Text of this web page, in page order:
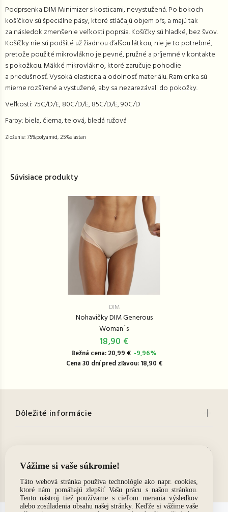
Podprsenka DIM Minimizer s kosticami, nevystužená. Po bokoch
košíčkov sú špeciálne pásy, ktoré stláčajú objem pŕs, a majú tak
za následok zmenšenie veľkosti poprsia. Košíčky sú hladké, bez švov.
Košíčky nie sú podšité už žiadnou ďalšou látkou, nie je to potrebné,
pretože použité mikrovlákno je pevné, pružné a príjemné v kontakte
s pokožkou. Mäkké mikrovlákno, ktoré zaručuje pohodlie
a priedušnosť. Vysoká elasticita a odolnosť materiálu. Ramienka sú
mierne rozšírené a vystužené, aby sa nezarezávali do pokožky.
Veľkosti: 75C/D/E, 80C/D/E, 85C/D/E, 90C/D
Farby: biela, čierna, telová, bledá ružová
Zloženie: 75%polyamid, 25%elastan
Súvisiace produkty
DIM
Nohavičky DIM Generous
Woman´s
18,90 €
Bežná cena: 20,99 € -9,96%
Cena 30 dní pred zľavou: 18,90 €
Dôležité informácie
Kontakt